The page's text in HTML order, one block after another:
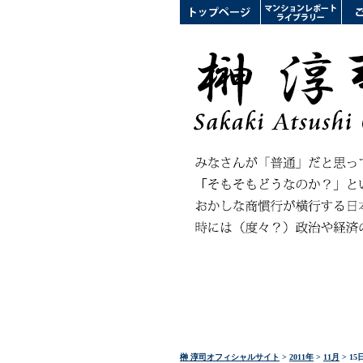
榊 淳司オフィシャルサイト > 2011年 > 11月 > 15